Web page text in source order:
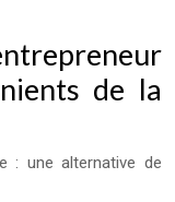
de la
: une alternative de